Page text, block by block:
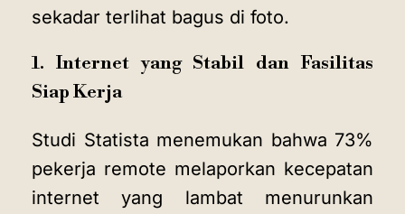
sekadar terlihat bagus di foto.
1. Internet yang Stabil dan Fasilitas
Siap Kerja
Studi Statista menemukan bahwa 73%
pekerja remote melaporkan kecepatan
internet yang lambat menurunkan